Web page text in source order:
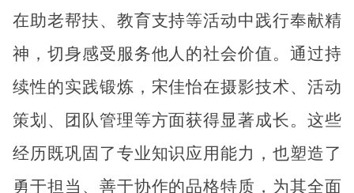
在助老帮扶、教育支持等活动中践行奉献精
神，切身感受服务他人的社会价值。通过持
续性的实践锻炼，宋佳怡在摄影技术、活动
策划、团队管理等方面获得显著成长。这些
经历既巩固了专业知识应用能力，也塑造了
勇于担当、善于协作的品格特质，为其全面